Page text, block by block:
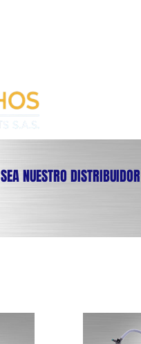
SEA NUESTRO DISTRIBUIDOR